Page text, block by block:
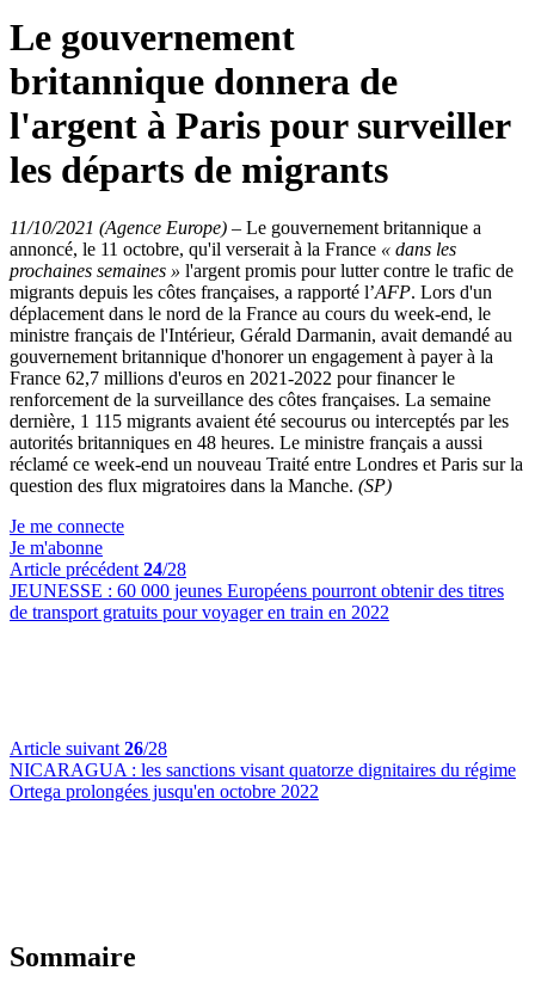
Le gouvernement
britannique donnera de
l'argent à Paris pour surveiller
les départs de migrants
11/10/2021 (Agence Europe) – Le gouvernement britannique a
annoncé, le 11 octobre, qu'il verserait à la France « dans les
prochaines semaines » l'argent promis pour lutter contre le trafic de
migrants depuis les côtes françaises, a rapporté l’AFP. Lors d'un
déplacement dans le nord de la France au cours du week-end, le
ministre français de l'Intérieur, Gérald Darmanin, avait demandé au
gouvernement britannique d'honorer un engagement à payer à la
France 62,7 millions d'euros en 2021-2022 pour financer le
renforcement de la surveillance des côtes françaises. La semaine
dernière, 1 115 migrants avaient été secourus ou interceptés par les
autorités britanniques en 48 heures. Le ministre français a aussi
réclamé ce week-end un nouveau Traité entre Londres et Paris sur la
question des flux migratoires dans la Manche. (SP)
Je me connecte
Je m'abonne
Article précédent 24/28
JEUNESSE : 60 000 jeunes Européens pourront obtenir des titres
de transport gratuits pour voyager en train en 2022
Article suivant 26/28
NICARAGUA : les sanctions visant quatorze dignitaires du régime
Ortega prolongées jusqu'en octobre 2022
Sommaire